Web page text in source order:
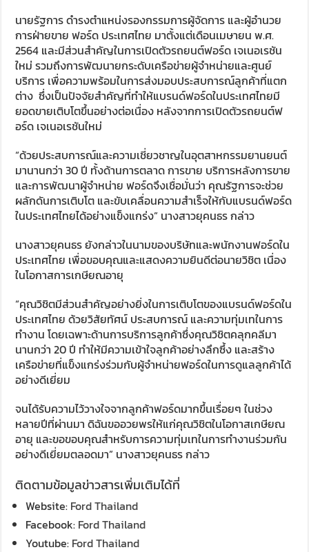
นายรัฐการ ดำรงตำแหน่งรองกรรมการผู้จัดการ และผู้อำนวย
การฝ่ายขาย ฟอร์ด ประเทศไทย มาตั้งแต่เดือนเมษายน พ.ศ.
2564 และมีส่วนสำคัญในการเปิดตัวรถยนต์ฟอร์ด เจเนอเรชัน
ใหม่ รวมถึงการพัฒนายกระดับเครือข่ายผู้จำหน่ายและศูนย์
บริการ เพื่อความพร้อมในการส่งมอบประสบการณ์ลูกค้าที่แตก
ต่าง ซึ่งเป็นปัจจัยสำคัญที่ทำให้แบรนด์ฟอร์ดในประเทศไทยมี
ยอดขายเติบโตขึ้นอย่างต่อเนื่อง หลังจากการเปิดตัวรถยนต์ฟ
อร์ด เจเนอเรชันใหม่
“ด้วยประสบการณ์และความเชี่ยวชาญในอุตสาหกรรมยานยนต์
มานานกว่า 30 ปี ทั้งด้านการตลาด การขาย บริการหลังการขาย
และการพัฒนาผู้จำหน่าย ฟอร์ดจึงเชื่อมั่นว่า คุณรัฐการจะช่วย
ผลักดันการเติบโต และขับเคลื่อนความสำเร็จให้กับแบรนด์ฟอร์ด
ในประเทศไทยได้อย่างแข็งแกร่ง” นางสาวยุคนธร กล่าว
นางสาวยุคนธร ยังกล่าวในนามของบริษัทและพนักงานฟอร์ดใน
ประเทศไทย เพื่อขอบคุณและแสดงความยินดีต่อนายวิชิต เนื่อง
ในโอกาสการเกษียณอายุ
“คุณวิชิตมีส่วนสำคัญอย่างยิ่งในการเติบโตของแบรนด์ฟอร์ดใน
ประเทศไทย ด้วยวิสัยทัศน์ ประสบการณ์ และความทุ่มเทในการ
ทำงาน โดยเฉพาะด้านการบริการลูกค้าซึ่งคุณวิชิตคลุกคลีมา
นานกว่า 20 ปี ทำให้มีความเข้าใจลูกค้าอย่างลึกซึ้ง และสร้าง
เครือข่ายที่แข็งแกร่งร่วมกับผู้จำหน่ายฟอร์ดในการดูแลลูกค้าได้
อย่างดีเยี่ยม
จนได้รับความไว้วางใจจากลูกค้าฟอร์ดมากขึ้นเรื่อยๆ ในช่วง
หลายปีที่ผ่านมา ดิฉันขออวยพรให้แก่คุณวิชิตในโอกาสเกษียณ
อายุ และขอขอบคุณสำหรับการความทุ่มเทในการทำงานร่วมกัน
อย่างดีเยี่ยมตลอดมา” นางสาวยุคนธร กล่าว
ติดตามข้อมูลข่าวสารเพิ่มเติมได้ที่
Website: Ford Thailand
Facebook: Ford Thailand
Youtube: Ford Thailand